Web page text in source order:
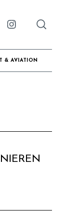
& AVIATION